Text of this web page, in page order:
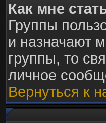
Как мне
Группы
и назначают
группы, то
личное
Вернуться к